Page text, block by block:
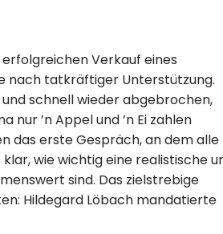
erfolgreichen Verkauf eines
nach tatkräftiger Unterstützung.
schnell wieder abgebrochen,
’n Appel und ’n Ei zahlen
das erste Gespräch, an dem alle
wie wichtig eine realistische
sind. Das zielstrebige
Hildegard Löbach mandatierte